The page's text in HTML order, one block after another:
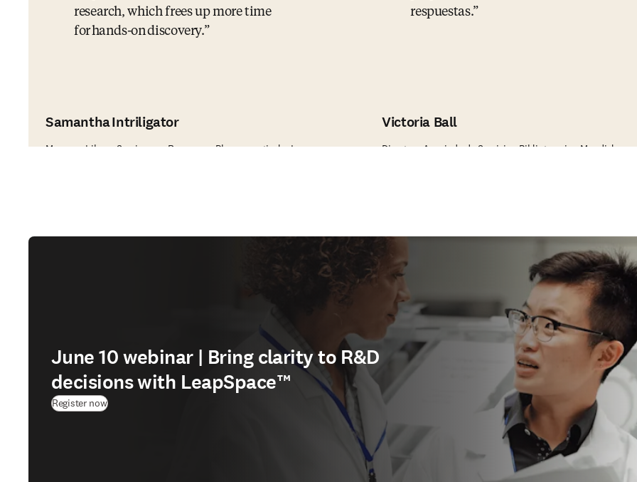
research, which frees up more time
for hands-on discovery.
Samantha Intriligator
Manager, Library Services en Regeneron Pharmaceuticals, Inc.
respuestas.
Victoria Ball
Directora Asociada de Servicios Bibliotecarios Mundiales
June 10 webinar | Bring clarity to R&D
decisions with LeapSpace™
Register now(